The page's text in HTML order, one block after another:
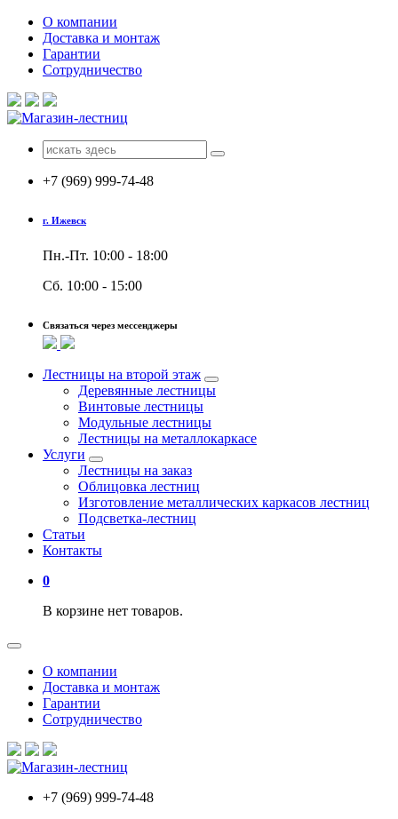
Перейти
содержимому
О компании
Доставка и монтаж
Гарантии
Сотрудничество
Поиск
для:
+7 (969) 999-74-48
г. Ижевск
Пн.-Пт. 10:00 - 18:00
Сб. 10:00 - 15:00
Связаться через мессенджеры
Лестницы на второй этаж
Деревянные лестницы
Винтовые лестницы
Модульные лестницы
Лестницы на металлокаркасе
Услуги
Лестницы на заказ
Облицовка лестниц
Изготовление металлических каркасов лестниц
Подсветка-лестниц
Статьи
Контакты
0
В корзине нет товаров.
О компании
Доставка и монтаж
Гарантии
Сотрудничество
+7 (969) 999-74-48